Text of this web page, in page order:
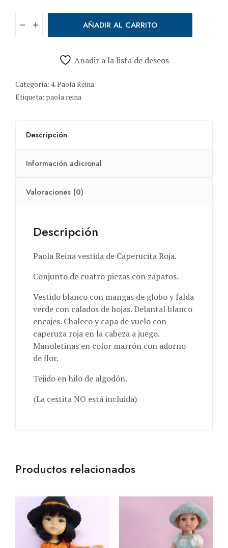
Paola Caperucita Roja cantidad
AÑADIR AL CARRITO
Añadir a la lista de deseos
Categoría: 4. Paola Reina
Etiqueta: paola reina
Descripción
Información adicional
Valoraciones (0)
Descripción
Paola Reina vestida de Caperucita Roja.
Conjunto de cuatro piezas con zapatos.
Vestido blanco con mangas de globo y falda
verde con calados de hojas. Delantal blanco
encajes. Chaleco y capa de vuelo con
caperuza roja en la cabeza a juego.
Manoletinas en color marrón con adorno
de flor.
Tejido en hilo de algodón.
(La cestita NO está incluida)
Productos relacionados